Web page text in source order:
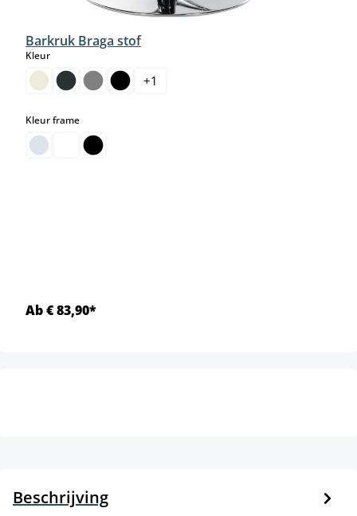
Barkruk Braga stof
Kleurselect
+1
Kleur frameselect
Ab € 83,90*
Beschrijving